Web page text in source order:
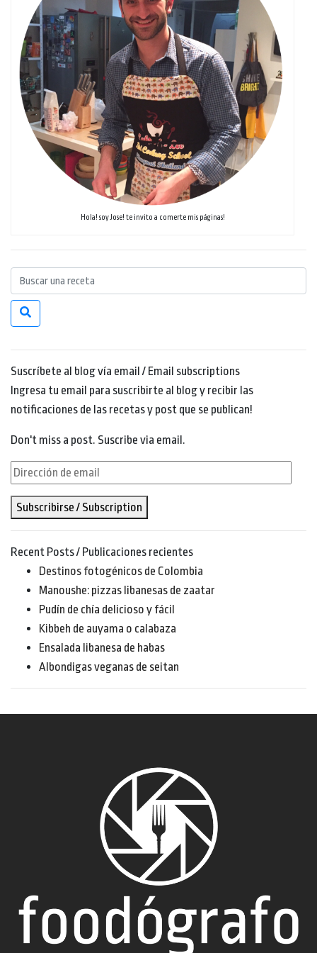
Hola! soy Jose! te invito a comerte mis páginas!
Suscríbete al blog vía email / Email subscriptions
Ingresa tu email para suscribirte al blog y recibir las
notificaciones de las recetas y post que se publican!
Don't miss a post. Suscribe via email.
Dirección
email
Subscribirse / Subscription
Recent Posts / Publicaciones recientes
Destinos fotogénicos de Colombia
Manoushe: pizzas libanesas de zaatar
Pudín de chía delicioso y fácil
Kibbeh de auyama o calabaza
Ensalada libanesa de habas
Albondigas veganas de seitan